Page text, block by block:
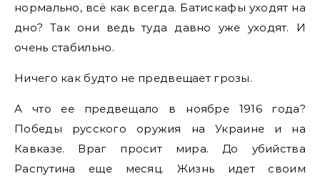
нормально, всё как всегда. Батискафы уходят на
дно? Так они ведь туда давно уже уходят. И
очень стабильно.
Ничего как будто не предвещает грозы.
А что ее предвещало в ноябре 1916 года?
Победы русского оружия на Украине и на
Кавказе. Враг просит мира. До убийства
Распутина еще месяц. Жизнь идет своим